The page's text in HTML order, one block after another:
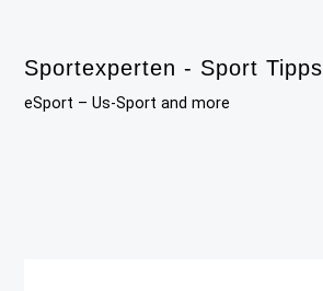
content
Sportexperten - Sport Tipps
eSport – Us-Sport and more